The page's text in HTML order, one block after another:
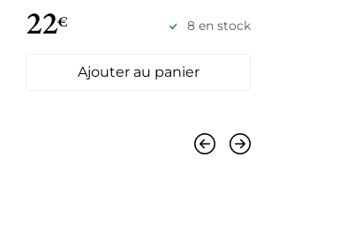
22€ 8 en stock
Ajouter au panier